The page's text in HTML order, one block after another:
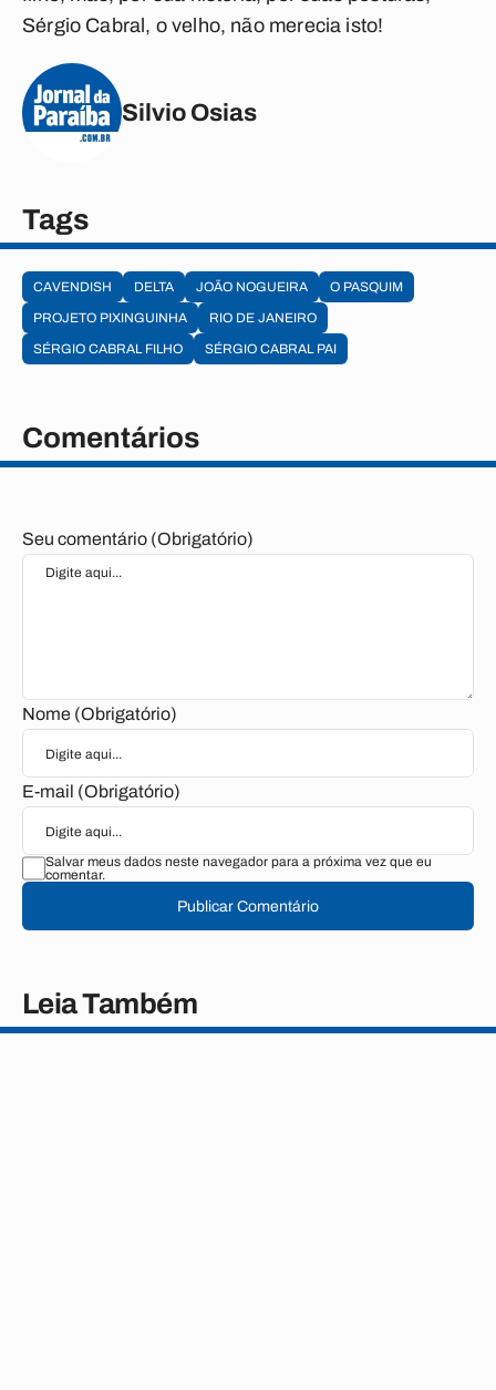
Sérgio Cabral, o velho, não merecia isto!
Silvio Osias
Tags
CAVENDISH DELTA JOÃO NOGUEIRA
O PASQUIM
PROJETO PIXINGUINHA
RIO DE JANEIRO
SÉRGIO CABRAL FILHO
SÉRGIO CABRAL PAI
Comentários
Seu comentário (Obrigatório)
Nome (Obrigatório)
E-mail (Obrigatório)
Salvar meus dados neste navegador para a próxima vez que eu
comentar.
Publicar Comentário
Leia Também